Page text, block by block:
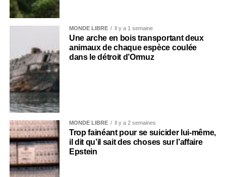
MONDE LIBRE Il y a 1 semaine
Une arche en bois transportant deux
animaux de chaque espèce coulée
dans le détroit d’Ormuz
MONDE LIBRE Il y a 2 semaines
Trop fainéant pour se suicider lui-même,
il dit qu’il sait des choses sur l’affaire
Epstein